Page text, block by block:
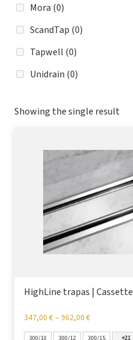
Mora (0)
ScandTap (0)
Tapwell (0)
Unidrain (0)
Showing the single result
HighLine trapas | Cassette
347,00 €– 962,00 €
300/10 300/12 300/15 +21